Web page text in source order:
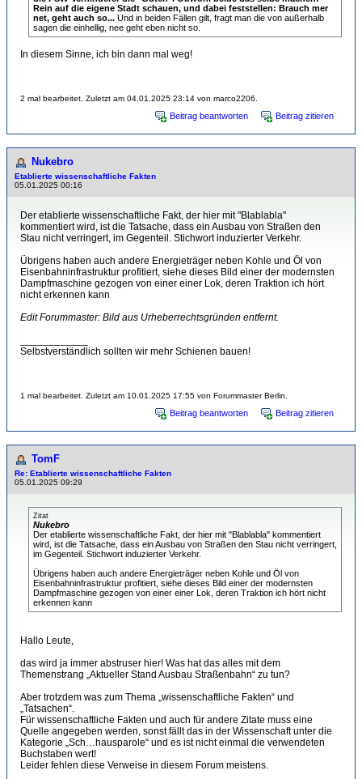
Rein auf die eigene Stadt schauen, und dabei feststellen: Brauch mer
net, geht auch so... Und in beiden Fällen gilt, fragt man die von außerhalb
sagen die einhellig, nee geht eben nicht so.
In diesem Sinne, ich bin dann mal weg!
2 mal bearbeitet. Zuletzt am 04.01.2025 23:14 von marco2206.
Beitrag beantworten Beitrag zitieren
Nukebro
Etablierte wissenschaftliche Fakten
05.01.2025 00:16
Der etablierte wissenschaftliche Fakt, der hier mit "Blablabla"
kommentiert wird, ist die Tatsache, dass ein Ausbau von Straßen den
Stau nicht verringert, im Gegenteil. Stichwort induzierter Verkehr.
Übrigens haben auch andere Energieträger neben Kohle und Öl von
Eisenbahninfrastruktur profitiert, siehe dieses Bild einer der modernsten
Dampfmaschine gezogen von einer einer Lok, deren Traktion ich hört
nicht erkennen kann
Edit Forummaster: Bild aus Urheberrechtsgründen entfernt.
Selbstverständlich sollten wir mehr Schienen bauen!
1 mal bearbeitet. Zuletzt am 10.01.2025 17:55 von Forummaster Berlin.
Beitrag beantworten Beitrag zitieren
TomF
Re: Etablierte wissenschaftliche Fakten
05.01.2025 09:29
Zitat
Nukebro
Der etablierte wissenschaftliche Fakt, der hier mit "Blablabla" kommentiert
wird, ist die Tatsache, dass ein Ausbau von Straßen den Stau nicht verringert,
im Gegenteil. Stichwort induzierter Verkehr.
Übrigens haben auch andere Energieträger neben Kohle und Öl von
Eisenbahninfrastruktur profitiert, siehe dieses Bild einer der modernsten
Dampfmaschine gezogen von einer einer Lok, deren Traktion ich hört nicht
erkennen kann
Hallo Leute,
das wird ja immer abstruser hier! Was hat das alles mit dem
Themenstrang „Aktueller Stand Ausbau Straßenbahn“ zu tun?
Aber trotzdem was zum Thema „wissenschaftliche Fakten“ und
„Tatsachen“.
Für wissenschaftliche Fakten und auch für andere Zitate muss eine
Quelle angegeben werden, sonst fällt das in der Wissenschaft unter die
Kategorie „Sch…hausparole“ und es ist nicht einmal die verwendeten
Buchstaben wert!
Leider fehlen diese Verweise in diesem Forum meistens.